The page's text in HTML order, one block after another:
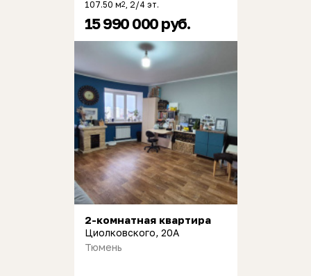
107.50 м2 , 2/4 эт.
15 990 000 руб.
2-комнатная квартира
Циолковского, 20А
Тюмень